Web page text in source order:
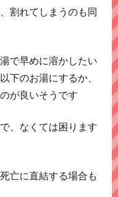
割れてしまうのも同
で早めに溶かしたい
下のお湯にするか、
が良いそうです
、なくては困ります
亡に直結する場合も